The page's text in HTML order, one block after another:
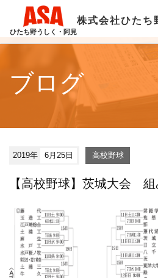
ひたち野うしく・阿見
株式会社ひたち
ブログ
2019年 6月25日 高校野球
【高校野球】茨城大会 組